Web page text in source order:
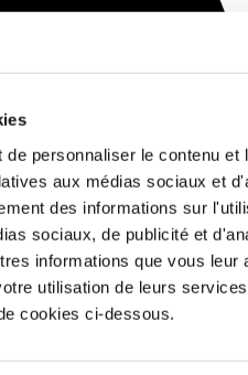
personnaliser le contenu et
aux médias sociaux et
des informations sur
sociaux, de publicité et
informations que vous leur
utilisation de leurs
cookies ci-dessous.